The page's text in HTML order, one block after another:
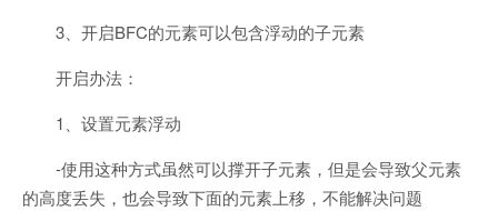
3、开启BFC的元素可以包含浮动的子元素
开启办法：
1、设置元素浮动
-使用这种方式虽然可以撑开子元素，但是会导致父元素
的高度丢失，也会导致下面的元素上移，不能解决问题